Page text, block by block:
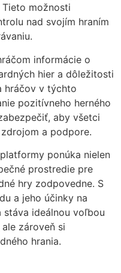
možnosti
nad svojím hraním
informácie o
hier a dôležitosti
hráčov v týchto
pozitívneho herného
aby všetci
a podpore.
ponúka nielen
prostredie pre
hry zodpovedne. S
a jeho účinky na
stáva ideálnou voľbou
zároveň si
hrania.